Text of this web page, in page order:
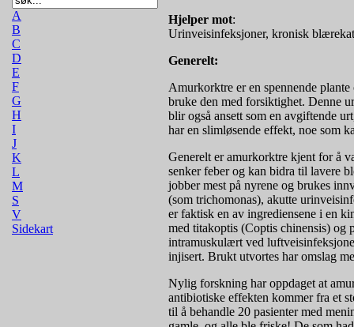
A
B
C
D
E
F
G
H
I
J
K
L
M
S
V
Sidekart
Hjelper mot:
Urinveisinfeksjoner, kronisk
Generelt:
Amurkorktre er en spennende
bruke den med forsiktighet. Denne
blir også ansett som en avgiftende
har en slimløsende effekt, noe som
Generelt er amurkorktre kjent for å
senker feber og kan bidra til lavere
jobber mest på nyrene og brukes
(som trichomonas), akutte
er faktisk en av ingrediensene i en
med titakoptis (Coptis chinensis) og
intramuskulært ved
injisert. Brukt utvortes har omslag
Nylig forskning har oppdaget at
antibiotiske effekten kommer fra et
til å behandle 20 pasienter med